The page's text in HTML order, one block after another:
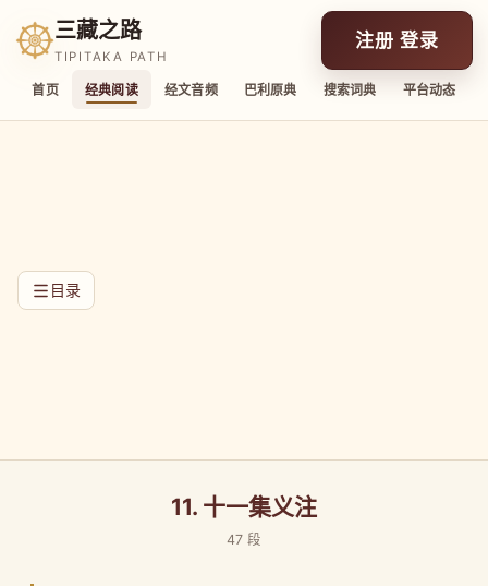
三藏之路
TIPITAKA PATH
首页 经典阅读 经文音频 巴利原典 搜索词典 平台动态
注册 登录
目录
11. 十一集义注
47 段